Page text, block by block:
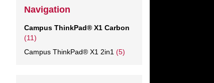
Navigation
Campus ThinkPad® X1 Carbon
(11)
Campus ThinkPad® X1 2in1 (5)